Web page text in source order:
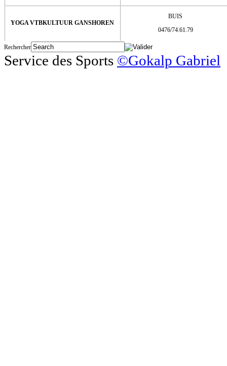
YOGA VTBKULTUUR GANSHOREN
BUIS
0476/74.61.79
Rechercher
Service des Sports ©Gokalp Gabriel